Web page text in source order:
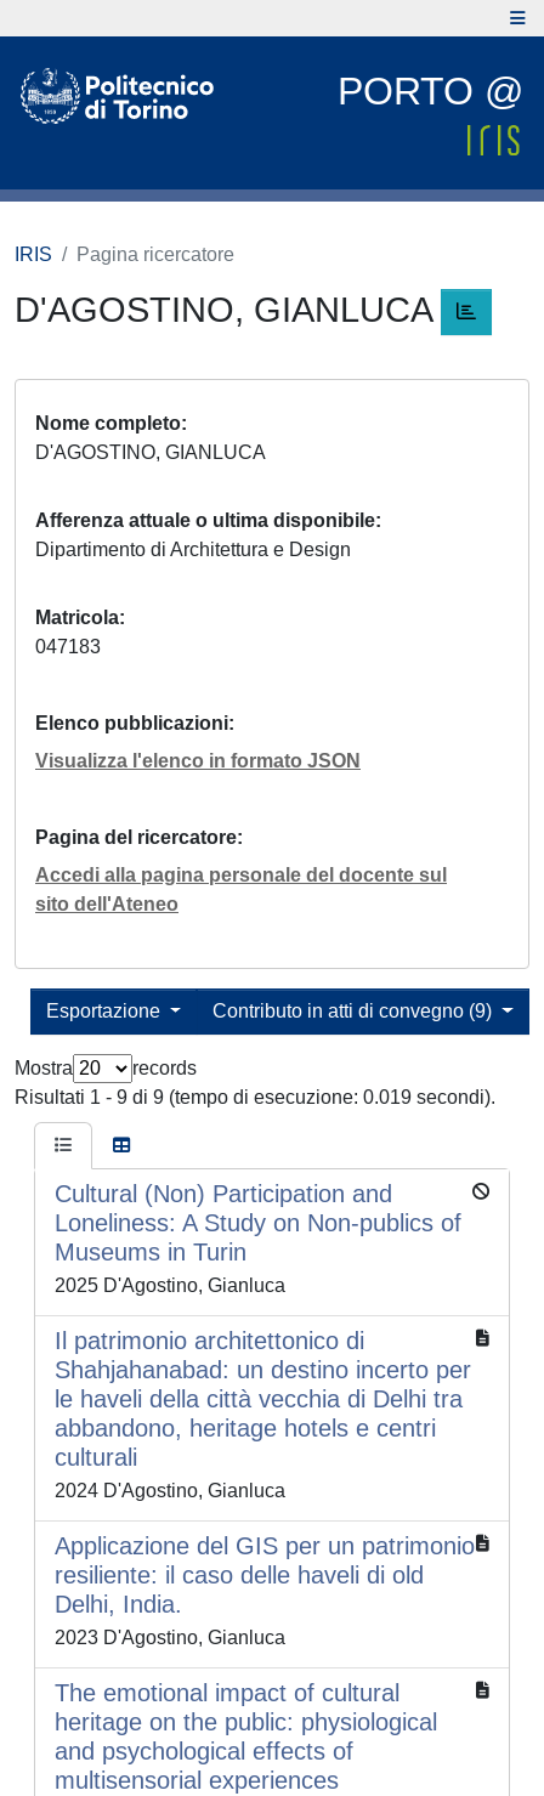
PORTO @
IRIS Pagina ricercatore
D'AGOSTINO, GIANLUCA
Nome completo
D'AGOSTINO, GIANLUCA
Afferenza attuale o ultima disponibile
Dipartimento di Architettura e Design
Matricola
047183
Elenco pubblicazioni
Visualizza l'elenco in formato JSON
Pagina del ricercatore
Accedi alla pagina personale del docente sul
sito dell'Ateneo
Contributo in atti di convegno (9)
Esportazione
Mostra
records
Risultati 1 - 9 di 9 (tempo di esecuzione: 0.019 secondi).
Cultural (Non) Participation and
Loneliness: A Study on Non-publics of
Museums in Turin
2025 D'Agostino, Gianluca
Il patrimonio architettonico di
Shahjahanabad: un destino incerto per
le haveli della città vecchia di Delhi tra
abbandono, heritage hotels e centri
culturali
2024 D'Agostino, Gianluca
Applicazione del GIS per un patrimonio
resiliente: il caso delle haveli di old
Delhi, India.
2023 D'Agostino, Gianluca
The emotional impact of cultural
heritage on the public: physiological
and psychological effects of
multisensorial experiences